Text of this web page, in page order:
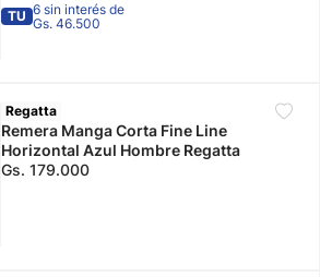
TU 6 sin interés de
Gs. 46.500
Regatta
Remera Manga Corta Fine Line
Horizontal Azul Hombre Regatta
Gs. 179.000